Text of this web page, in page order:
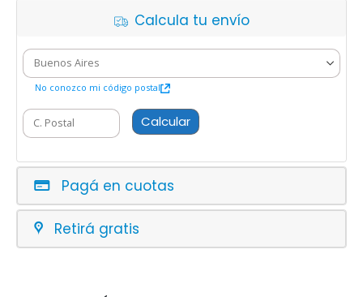
Calcula tu envío
No conozco mi código postal
Calcular
Pagá en cuotas
Retirá gratis